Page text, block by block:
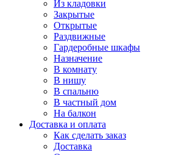
Из кладовки
Закрытые
Открытые
Раздвижные
Гардеробные шкафы
Назначение
В комнату
В нишу
В спальню
В частный дом
На балкон
Доставка и оплата
Как сделать заказ
Доставка